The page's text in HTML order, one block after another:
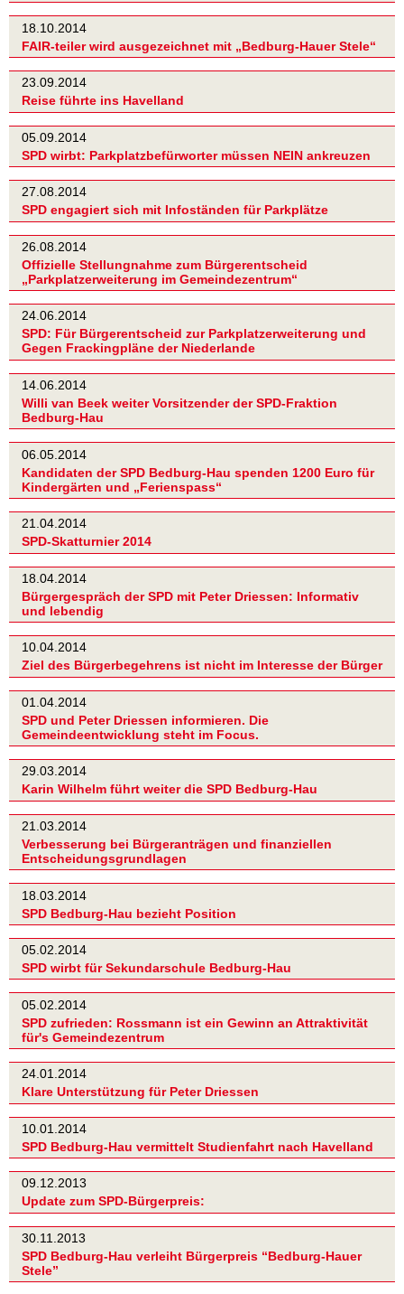
18.10.2014
FAIR-teiler wird ausgezeichnet mit „Bedburg-Hauer Stele“
23.09.2014
Reise führte ins Havelland
05.09.2014
SPD wirbt: Parkplatzbefürworter müssen NEIN ankreuzen
27.08.2014
SPD engagiert sich mit Infoständen für Parkplätze
26.08.2014
Offizielle Stellungnahme zum Bürgerentscheid
„Parkplatzerweiterung im Gemeindezentrum“
24.06.2014
SPD: Für Bürgerentscheid zur Parkplatzerweiterung und
Gegen Frackingpläne der Niederlande
14.06.2014
Willi van Beek weiter Vorsitzender der SPD-Fraktion
Bedburg-Hau
06.05.2014
Kandidaten der SPD Bedburg-Hau spenden 1200 Euro für
Kindergärten und „Ferienspass“
21.04.2014
SPD-Skatturnier 2014
18.04.2014
Bürgergespräch der SPD mit Peter Driessen: Informativ
und lebendig
10.04.2014
Ziel des Bürgerbegehrens ist nicht im Interesse der Bürger
01.04.2014
SPD und Peter Driessen informieren. Die
Gemeindeentwicklung steht im Focus.
29.03.2014
Karin Wilhelm führt weiter die SPD Bedburg-Hau
21.03.2014
Verbesserung bei Bürgeranträgen und finanziellen
Entscheidungsgrundlagen
18.03.2014
SPD Bedburg-Hau bezieht Position
05.02.2014
SPD wirbt für Sekundarschule Bedburg-Hau
05.02.2014
SPD zufrieden: Rossmann ist ein Gewinn an Attraktivität
für's Gemeindezentrum
24.01.2014
Klare Unterstützung für Peter Driessen
10.01.2014
SPD Bedburg-Hau vermittelt Studienfahrt nach Havelland
09.12.2013
Update zum SPD-Bürgerpreis:
30.11.2013
SPD Bedburg-Hau verleiht Bürgerpreis “Bedburg-Hauer
Stele”